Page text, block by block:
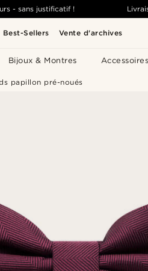
Best-Sellers Vente d'archives
Bijoux & Montres
- sans justificatif !
papillon pré-noués